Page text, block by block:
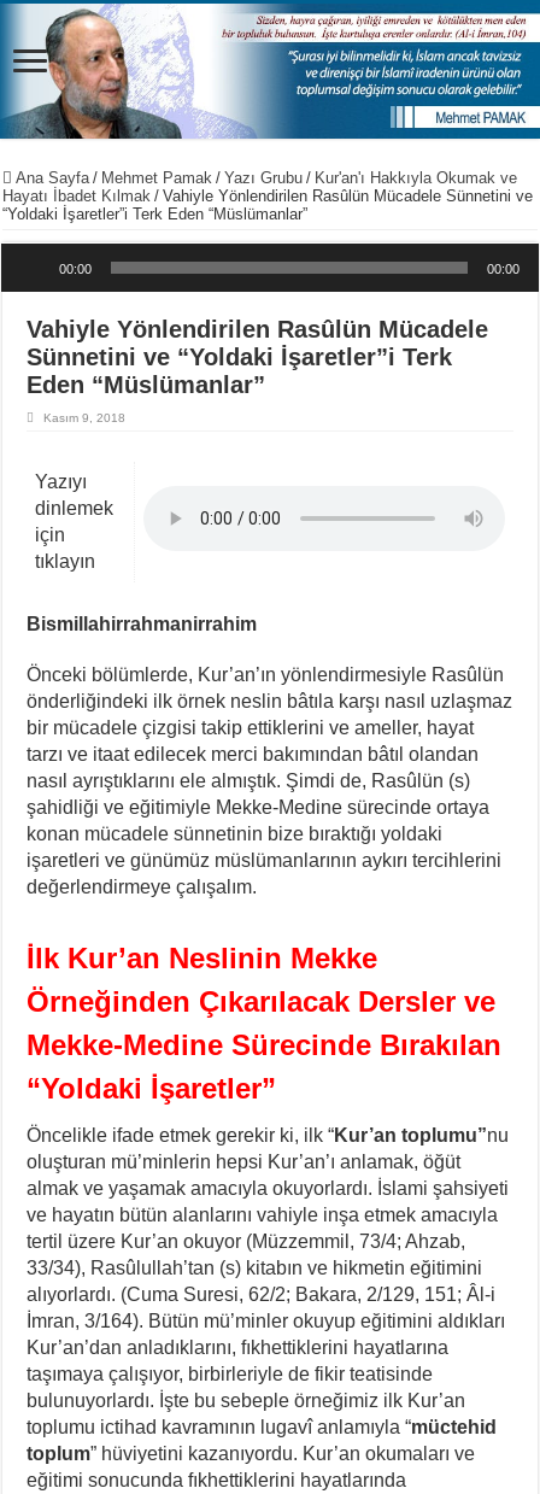
Ana Sayfa / Mehmet Pamak / Yazı Grubu / Kur'an'ı Hakkıyla Okumak ve
Hayatı İbadet Kılmak / Vahiyle Yönlendirilen Rasûlün Mücadele Sünnetini ve
“Yoldaki İşaretler”i Terk Eden “Müslümanlar”
Ses oynatıcı
00:00 00:00
Vahiyle Yönlendirilen Rasûlün Mücadele
Sünnetini ve “Yoldaki İşaretler”i Terk
Eden “Müslümanlar”
Kasım 9, 2018
Yazıyı
dinlemek
için
tıklayın
Bismillahirrahmanirrahim
Önceki bölümlerde, Kur’an’ın yönlendirmesiyle Rasûlün
önderliğindeki ilk örnek neslin bâtıla karşı nasıl uzlaşmaz
bir mücadele çizgisi takip ettiklerini ve ameller, hayat
tarzı ve itaat edilecek merci bakımından bâtıl olandan
nasıl ayrıştıklarını ele almıştık. Şimdi de, Rasûlün (s)
şahidliği ve eğitimiyle Mekke-Medine sürecinde ortaya
konan mücadele sünnetinin bize bıraktığı yoldaki
işaretleri ve günümüz müslümanlarının aykırı tercihlerini
değerlendirmeye çalışalım.
İlk Kur’an Neslinin Mekke
Örneğinden Çıkarılacak Derslerve
Mekke-Medine Sürecinde Bırakılan
“Yoldaki İşaretler”
Öncelikle ifade etmek gerekir ki, ilk “Kur’an toplumu”nu
oluşturan mü’minlerin hepsi Kur’an’ı anlamak, öğüt
almak ve yaşamak amacıyla okuyorlardı. İslami şahsiyeti
ve hayatın bütün alanlarını vahiyle inşa etmek amacıyla
tertil üzere Kur’an okuyor (Müzzemmil, 73/4; Ahzab,
33/34), Rasûlullah’tan (s) kitabın ve hikmetin eğitimini
alıyorlardı. (Cuma Suresi, 62/2; Bakara, 2/129, 151; Âl-i
İmran, 3/164). Bütün mü’minler okuyup eğitimini aldıkları
Kur’an’dan anladıklarını, fıkhettiklerini hayatlarına
taşımaya çalışıyor, birbirleriyle de fikir teatisinde
bulunuyorlardı. İşte bu sebeple örneğimiz ilk Kur’an
toplumu ictihad kavramının lugavî anlamıyla “müctehid
toplum” hüviyetini kazanıyordu. Kur’an okumaları ve
eğitimi sonucunda fıkhettiklerini hayatlarında